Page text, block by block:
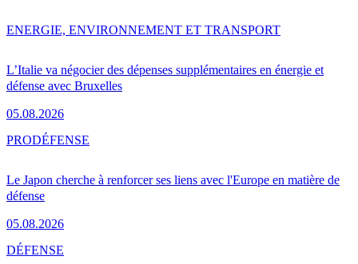
L’Italie va négocier des dépenses supplémentaires en énergie et
défense avec Bruxelles
05.08.2026
ENERGIE, ENVIRONNEMENT ET TRANSPORT
Le Japon cherche à renforcer ses liens avec l'Europe en matière de
défense
05.08.2026
PRODÉFENSE
DÉFENSE